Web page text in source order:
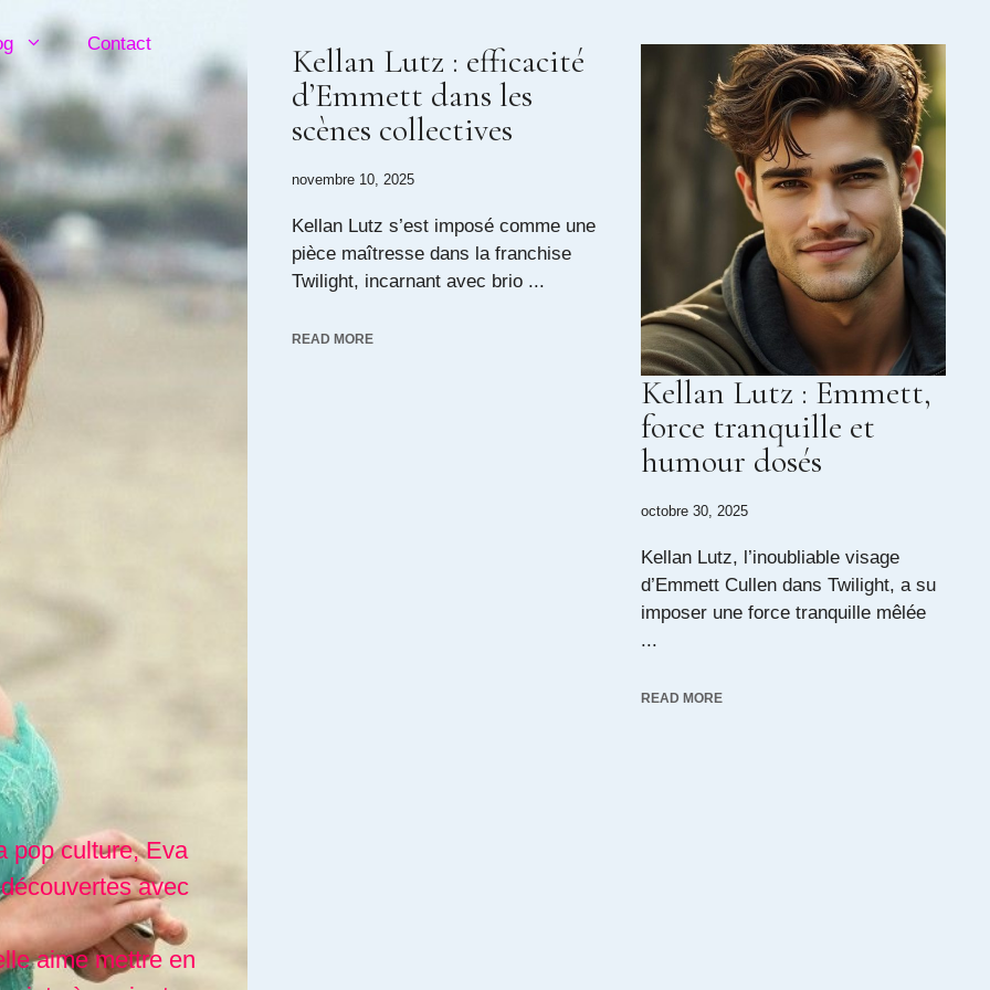
Contact
pop culture, Eva
avec
aime mettre en
Kellan Lutz : efficacité
d’Emmett dans les
scènes collectives
novembre 10, 2025
Kellan Lutz s’est imposé comme une
pièce maîtresse dans la franchise
Twilight, incarnant avec brio ...
READ MORE
Kellan Lutz : Emmett,
force tranquille et
humour dosés
octobre 30, 2025
Kellan Lutz, l’inoubliable visage
d’Emmett Cullen dans Twilight, a su
imposer une force tranquille mêlée
...
READ MORE